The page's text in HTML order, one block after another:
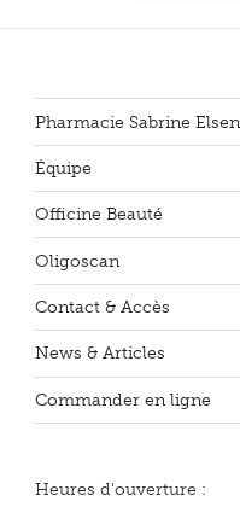
Pharmacie Sabrine Elsen
Équipe
Officine Beauté
Oligoscan
Contact & Accès
News & Articles
Commander en ligne
Heures d'ouverture :